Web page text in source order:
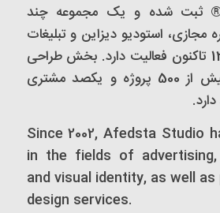
ثبت شده و یک مجموعه‌ چند
استودیو دیزاین و تبلیغات
است که از سال 1382 تاکنون فعالیت دارد. بخش طراحی
و تبلیغات اَفدستا بیش از 500 پروژه و یکصد مشتری
Since 2002, Afedsta Studio
in the fields of advertising,
and visual identity, as well
design services.